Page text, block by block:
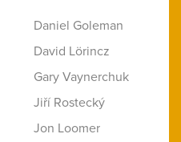
Daniel Goleman
David Lörincz
Gary Vaynerchuk
Jiří Rostecký
Jon Loomer